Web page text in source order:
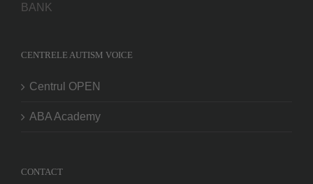
BANK
CENTRELE AUTISM VOICE
Centrul OPEN
ABA Academy
CONTACT